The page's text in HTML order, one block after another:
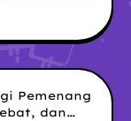
Pemenang
dan